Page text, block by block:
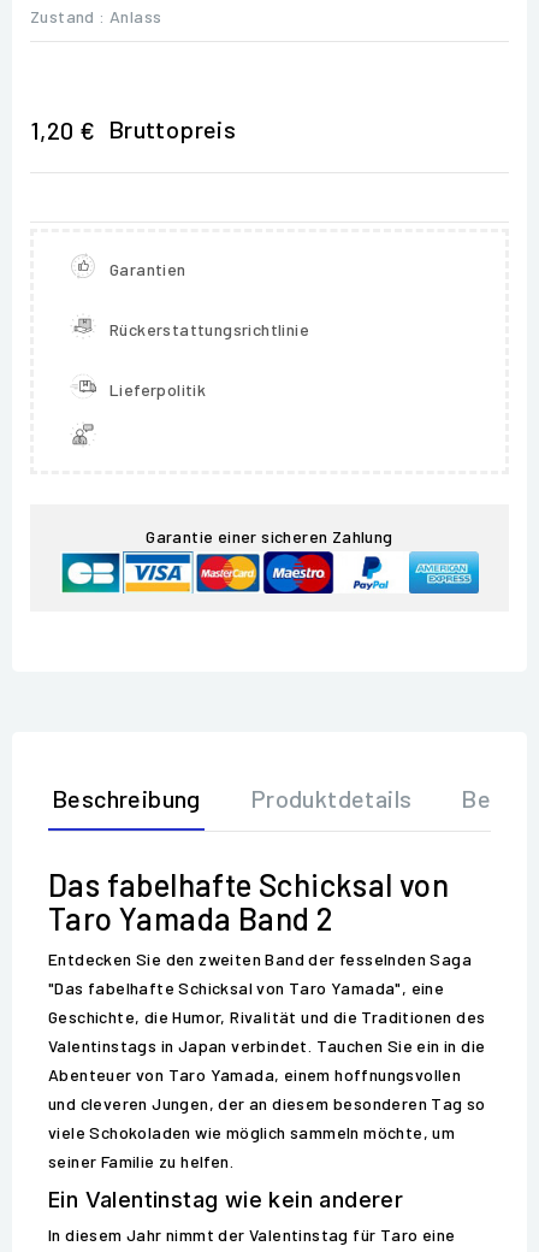
Zustand : Anlass
1,20 € Bruttopreis
Garantien
Rückerstattungsrichtlinie
Lieferpolitik
Garantie einer sicheren Zahlung
Beschreibung Produktdetails
Das fabelhafte Schicksal von
Taro Yamada Band 2
Entdecken Sie den zweiten Band der fesselnden Saga
"Das fabelhafte Schicksal von Taro Yamada", eine
Geschichte, die Humor, Rivalität und die Traditionen des
Valentinstags in Japan verbindet. Tauchen Sie ein in die
Abenteuer von Taro Yamada, einem hoffnungsvollen
und cleveren Jungen, der an diesem besonderen Tag so
viele Schokoladen wie möglich sammeln möchte, um
seiner Familie zu helfen.
Ein Valentinstag wie kein anderer
In diesem Jahr nimmt der Valentinstag für Taro eine